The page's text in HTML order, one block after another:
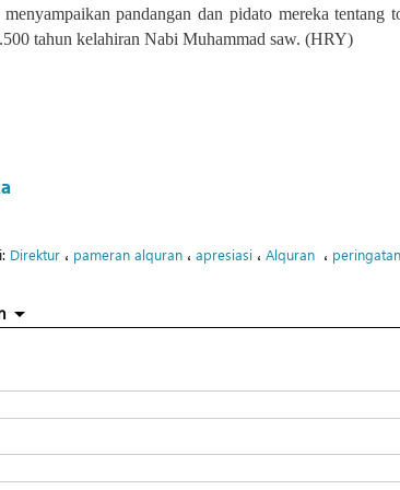
menyampaikan pandangan dan pidato mereka
tahun kelahiran Nabi Muhammad saw. (HRY)
Direktur ، pameran alquran ، apresiasi ، Alquran ، peringatan